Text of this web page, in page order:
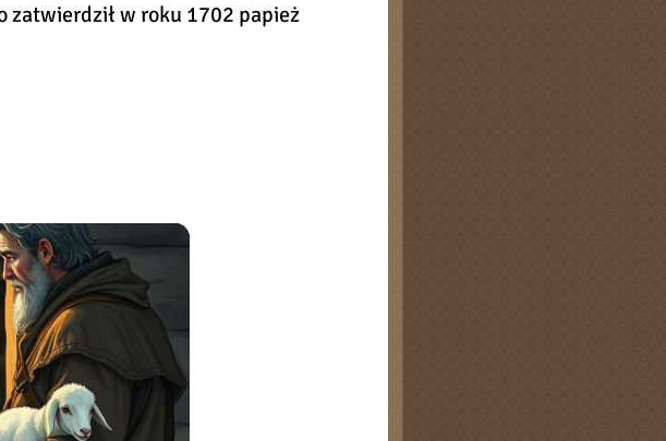
zatwierdził w roku 1702 papież